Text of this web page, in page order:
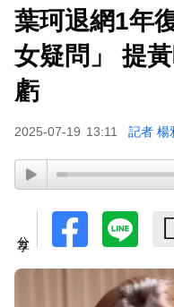
葉珂退網1年
女疑問」 提
虧
2025-07-19 13:11 記者 楊